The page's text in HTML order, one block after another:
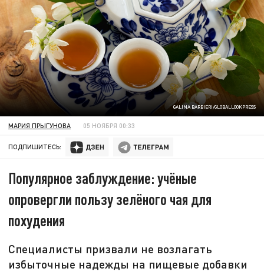
GALINA BARBIERI/GLOBALLOOKPRESS
МАРИЯ ПРЫГУНОВА 05 НОЯБРЯ 00:33
ПОДПИШИТЕСЬ:
Популярное заблуждение: учёные
опровергли пользу зелёного чая для
похудения
Специалисты призвали не возлагать
избыточные надежды на пищевые добавки